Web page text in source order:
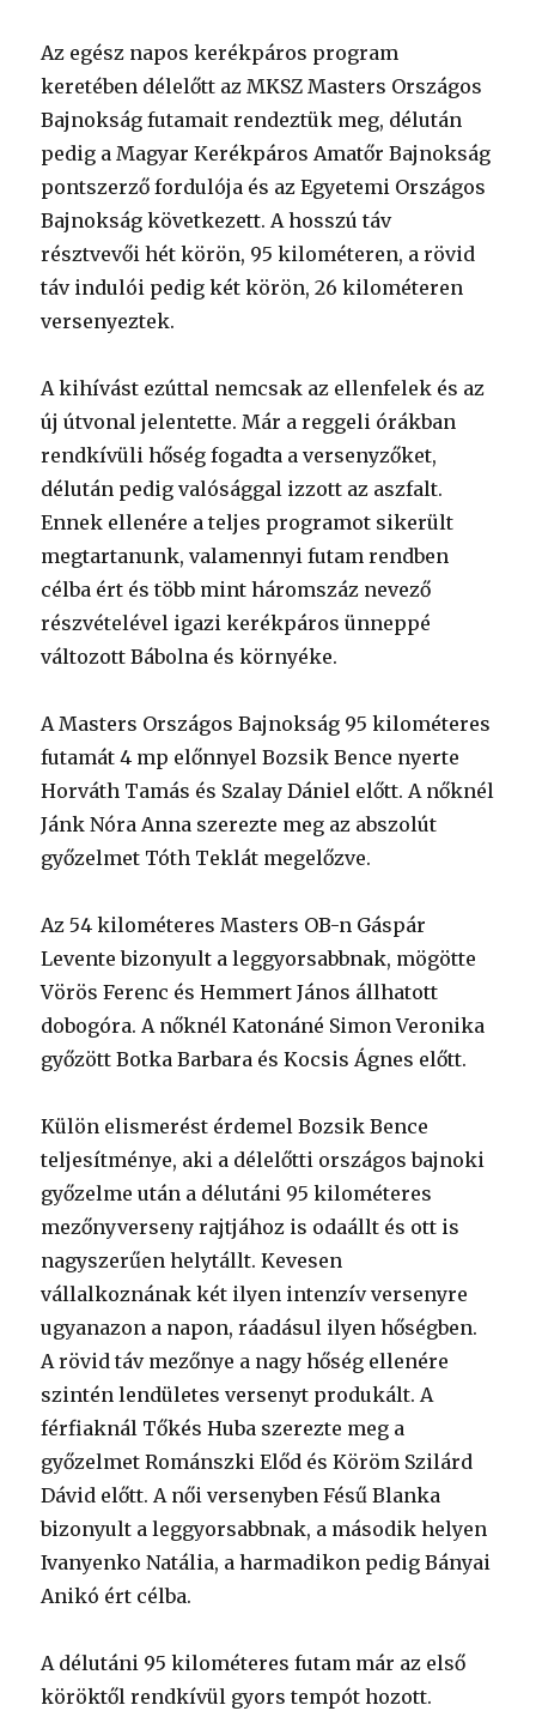
Az egész napos kerékpáros program
keretében délelőtt az MKSZ Masters Országos
Bajnokság futamait rendeztük meg, délután
pedig a Magyar Kerékpáros Amatőr Bajnokság
pontszerző fordulója és az Egyetemi Országos
Bajnokság következett. A hosszú táv
résztvevői hét körön, 95 kilométeren, a rövid
táv indulói pedig két körön, 26 kilométeren
versenyeztek.
A kihívást ezúttal nemcsak az ellenfelek és az
új útvonal jelentette. Már a reggeli órákban
rendkívüli hőség fogadta a versenyzőket,
délután pedig valósággal izzott az aszfalt.
Ennek ellenére a teljes programot sikerült
megtartanunk, valamennyi futam rendben
célba ért és több mint háromszáz nevező
részvételével igazi kerékpáros ünneppé
változott Bábolna és környéke.
A Masters Országos Bajnokság 95 kilométeres
futamát 4 mp előnnyel Bozsik Bence nyerte
Horváth Tamás és Szalay Dániel előtt. A nőknél
Jánk Nóra Anna szerezte meg az abszolút
győzelmet Tóth Teklát megelőzve.
Az 54 kilométeres Masters OB-n Gáspár
Levente bizonyult a leggyorsabbnak, mögötte
Vörös Ferenc és Hemmert János állhatott
dobogóra. A nőknél Katonáné Simon Veronika
győzött Botka Barbara és Kocsis Ágnes előtt.
Külön elismerést érdemel Bozsik Bence
teljesítménye, aki a délelőtti országos bajnoki
győzelme után a délutáni 95 kilométeres
mezőnyverseny rajtjához is odaállt és ott is
nagyszerűen helytállt. Kevesen
vállalkoznának két ilyen intenzív versenyre
ugyanazon a napon, ráadásul ilyen hőségben.
A rövid táv mezőnye a nagy hőség ellenére
szintén lendületes versenyt produkált. A
férfiaknál Tőkés Huba szerezte meg a
győzelmet Románszki Előd és Köröm Szilárd
Dávid előtt. A női versenyben Fésű Blanka
bizonyult a leggyorsabbnak, a második helyen
Ivanyenko Natália, a harmadikon pedig Bányai
Anikó ért célba.
A délutáni 95 kilométeres futam már az első
köröktől rendkívül gyors tempót hozott.